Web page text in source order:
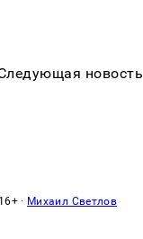
новость
· Михаил Светлов